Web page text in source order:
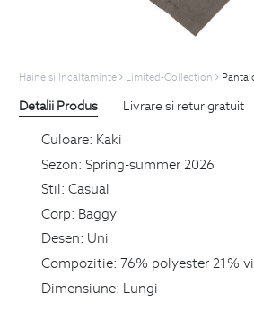
Haine si Incaltaminte Limited-Collection
Detalii Produs Livrare si retur gratuit
Culoare: Kaki
Sezon: Spring-summer 2026
Stil: Casual
Corp: Baggy
Desen: Uni
Compozitie: 76% polyester 21%
Dimensiune: Lungi